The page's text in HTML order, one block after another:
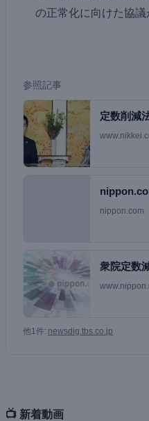
の正常化に向けた協議
参照記事
定数削減
自維党首
nippon.com
衆院定数
範改正・
他1件: newsdig.tbs.co.jp
📺 新着動画